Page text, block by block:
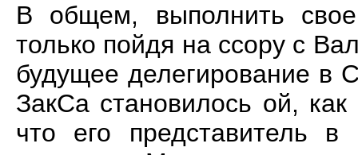
В общем, выполнить
только пойдя на ссору с
будущее делегирование в
ЗакСа становилось ой,
что его представитель